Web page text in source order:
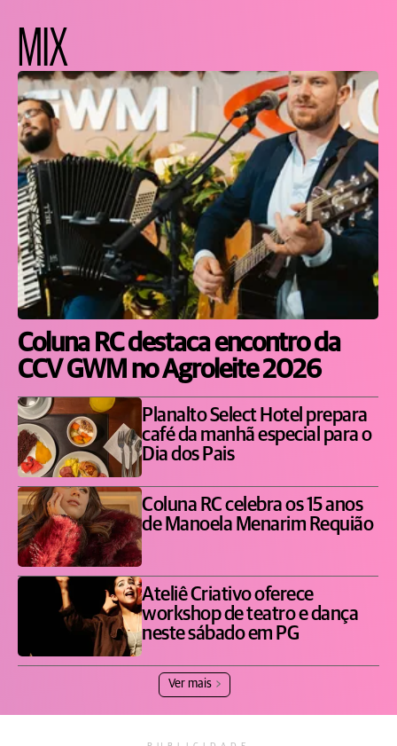
MIX
Coluna RC destaca encontro da
CCV GWM no Agroleite 2026
Planalto Select Hotel prepara
café da manhã especial para o
Dia dos Pais
Coluna RC celebra os 15 anos
de Manoela Menarim Requião
Ateliê Criativo oferece
workshop de teatro e dança
neste sábado em PG
Ver mais